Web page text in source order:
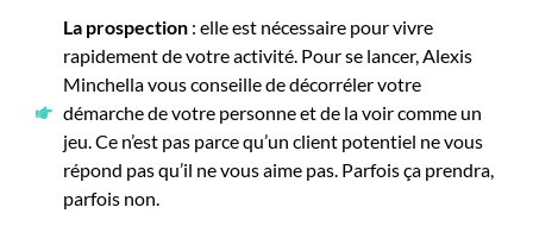
La prospection: elle est nécessaire pour vivre
rapidement de votre activité. Pour se lancer, Alexis
Minchella vous conseille de décorréler votre
démarche de votre personne et de la voir comme un
jeu. Ce n’est pas parce qu’un client potentiel ne vous
répond pas qu’il ne vous aime pas. Parfois ça prendra,
parfois non.